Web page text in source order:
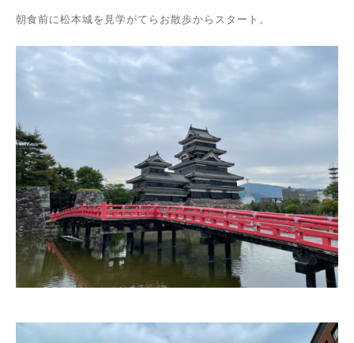
朝食前に松本城を見学がてらお散歩からスタート。